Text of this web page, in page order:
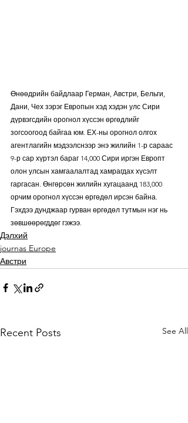
Өнөөдрийн байдлаар Герман, Австри, Бельги,
Дани, Чех зэрэг Европын хэд хэдэн улс Сири
дүрвэгсдийн орогнол хүссэн өргөдлийг
зогсоогоод байгаа юм. ЕХ-ны орогнол олгох
агентлагийн мэдээлснээр энэ жилийн 1-р сараас
9-р сар хүртэл бараг 14,000 Сири иргэн Европт
олон улсын хамгаалалтад хамрагдах хүсэлт
гаргасан. Өнгөрсөн жилийн хугацаанд 183,000
орчим орогнол хүссэн өргөдөл ирсэн байна.
Гэхдээ дунджаар гурван өргөдөл тутмын нэг нь
зөвшөөрөгддөг гэжээ.
Дэлхий
journas Europe
Австри
Recent Posts See All